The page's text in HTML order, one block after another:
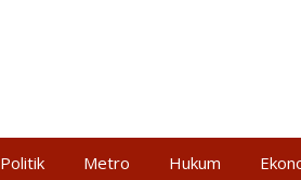
Politik Metro Hukum